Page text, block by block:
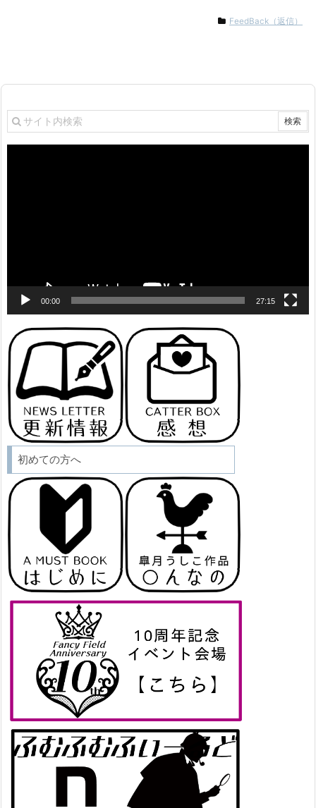
FeedBack（返信）
00:00 27:15
初めての方へ